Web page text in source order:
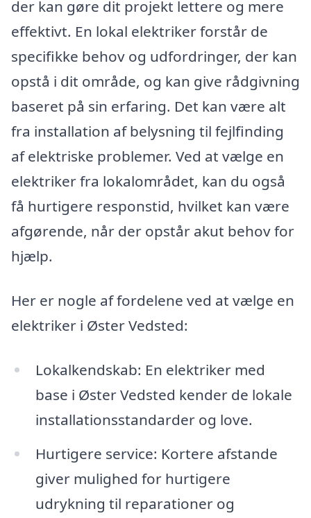
der kan gøre dit projekt lettere og mere
effektivt. En lokal elektriker forstår de
specifikke behov og udfordringer, der kan
opstå i dit område, og kan give rådgivning
baseret på sin erfaring. Det kan være alt
fra installation af belysning til fejlfinding
af elektriske problemer. Ved at vælge en
elektriker fra lokalområdet, kan du også
få hurtigere responstid, hvilket kan være
afgørende, når der opstår akut behov for
hjælp.
Her er nogle af fordelene ved at vælge en
elektriker i Øster Vedsted:
Lokalkendskab: En elektriker med
base i Øster Vedsted kender de lokale
installationsstandarder og love.
Hurtigere service: Kortere afstande
giver mulighed for hurtigere
udrykning til reparationer og